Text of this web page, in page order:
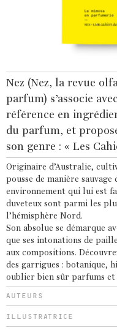
Nez (Nez, la revue
parfum) s’associe
référence en
du parfum, et
son genre : « Les
Originaire d’Australie,
pousse de manière
environnement qui lui est
duveteux sont parmi les
l’hémisphère Nord.
Son absolue se démarque
que ses intonations de
aux compositions.
des garrigues : botanique,
oublier bien sûr parfums et
AUTEURS
ILLUSTRATRICE